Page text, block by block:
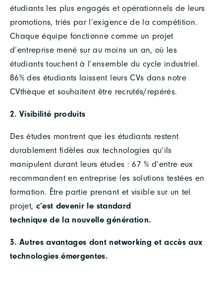
étudiants les plus engagés et opérationnels de leurs
promotions, triés par l’exigence de la compétition.
Chaque équipe fonctionne comme un projet
d’entreprise mené sur au moins un an, où les
étudiants touchent à l’ensemble du cycle industriel.
86% des étudiants laissent leurs CVs dans notre
CVthèque et souhaitent être recrutés/repérés.
2. Visibilité produits
Des études montrent que les étudiants restent
durablement fidèles aux technologies qu’ils
manipulent durant leurs études : 67 % d’entre eux
recommandent en entreprise les solutions testées en
formation. Être partie prenant et visible sur un tel
projet, c’est devenir le standard
technique de la nouvelle génération.
3. Autres avantages dont networking et accès aux
technologies émergentes.